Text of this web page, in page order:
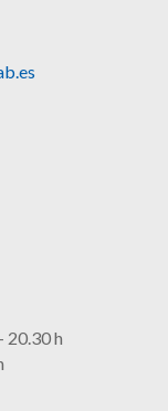
20.30 h